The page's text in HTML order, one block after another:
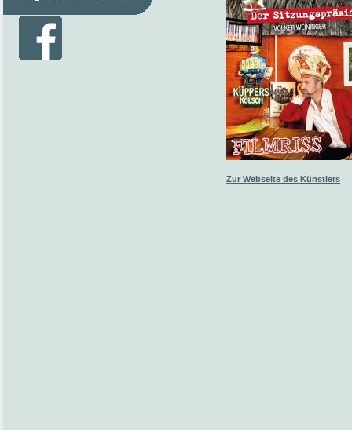
Zur Webseite des Künstlers